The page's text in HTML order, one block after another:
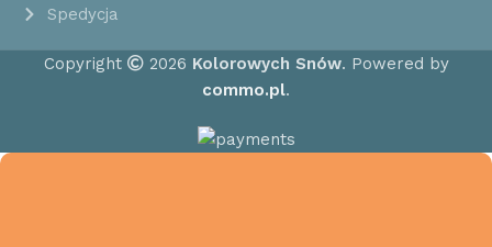
Spedycja
Copyright 2026 Kolorowych Snów. Powered by
commo.pl.